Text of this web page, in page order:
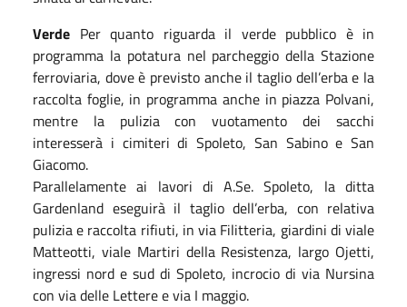
Verde Per quanto riguarda il verde pubblico è in
programma la potatura nel parcheggio della Stazione
ferroviaria, dove è previsto anche il taglio dell’erba e la
raccolta foglie, in programma anche in piazza Polvani,
mentre la pulizia con vuotamento dei sacchi
interesserà i cimiteri di Spoleto, San Sabino e San
Giacomo.
Parallelamente ai lavori di A.Se. Spoleto, la ditta
Gardenland eseguirà il taglio dell’erba, con relativa
pulizia e raccolta rifiuti, in via Filitteria, giardini di viale
Matteotti, viale Martiri della Resistenza, largo Ojetti,
ingressi nord e sud di Spoleto, incrocio di via Nursina
con via delle Lettere e via I maggio.